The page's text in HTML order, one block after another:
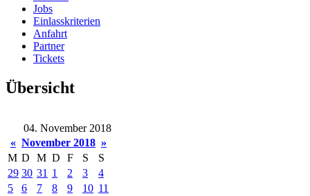
Jobs
Einlasskriterien
Anfahrt
Partner
Tickets
Übersicht
04. November 2018
« November 2018 »
M D M D F S
S
29 30 31 1 2 3
4
5
6 7 8 9 10 11